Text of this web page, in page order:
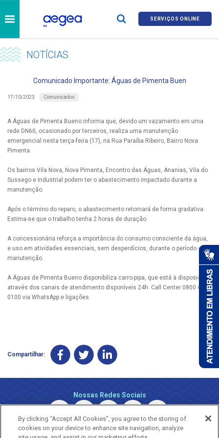
SERVIÇOS ONLINE
NOTÍCIAS
Comunicado Importante: Águas de Pimenta Buen
17/10/2023 Comunicados
A Águas de Pimenta Bueno informa que, devido um vazamento em uma
rede DN60, ocasionado por terceiros, realiza uma manutenção
emergencial nesta terça-feira (17), na Rua Paraíba Ribeiro, Bairro Nova
Pimenta.
Os bairros Vila Nova, Nova Pimenta, Encontro das Águas, Ananias, Vila do
Sussego e Industrial podem ter o abastecimento impactado durante a
manutenção.
Após o término do reparo, o abastecimento retornará de forma gradativa.
Estima-se que o trabalho tenha 2 horas de duração.
A concessionária reforça a importância do consumo consciente da água,
e uso em atividades essenciais, sem desperdícios, durante o período da
manutenção.
A Águas de Pimenta Bueno disponibiliza carro-pipa, que está à disposição
através dos canais de atendimento disponíveis 24h. Call Center 0800 690
0100 via WhatsApp e ligações.
Compartilhar:
Nossas Redes Sociais
By clicking “Accept All Cookies”, you agree to the storing of
cookies on your device to enhance site navigation, analyze